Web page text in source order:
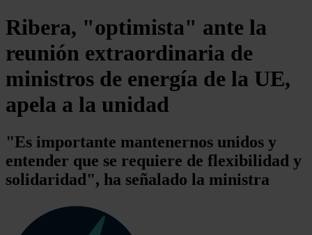
Ribera, "optimista" ante la
reunión extraordinaria de
ministros de energía de la UE,
apela a la unidad
"Es importante mantenernos unidos y
entender que se requiere de flexibilidad y
solidaridad", ha señalado la ministra